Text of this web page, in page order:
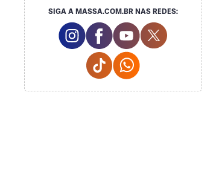
SIGA A MASSA.COM.BR NAS REDES:
Instagram Social Media
Facebook Social Media
Youtube Social
Twitter
Tiktok Social Media
Whatsapp